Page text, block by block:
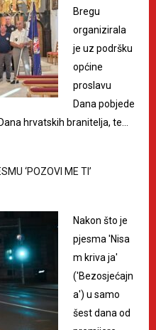
Bregu
organizirala
je uz podršku
općine
proslavu
Dana pobjede
hrvatskih branitelja, te…
‘POZOVI ME TI’
Nakon što je
pjesma 'Nisa
m kriva ja'
('Bezosjećajn
a') u samo
šest dana od